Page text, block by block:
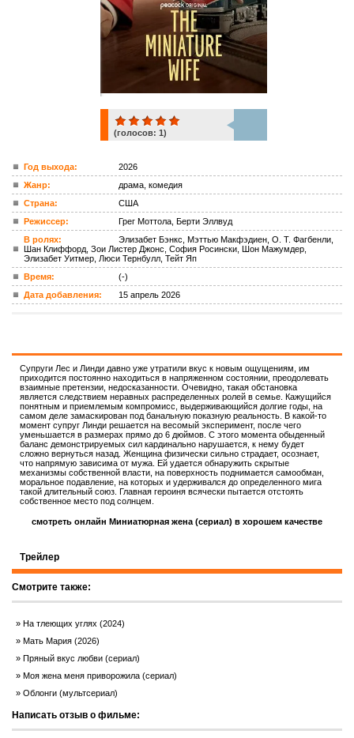
ком.
(голосов: 1)
Год выхода:
2026
Жанр:
драма, комедия
Страна:
США
Режиссер:
Грег Моттола, Берти Эллвуд
В ролях:
Элизабет Бэнкс, Мэттью Макфэдиен, О. Т. Фагбенли,
Шан Клиффорд, Зои Листер Джонс, София Росински, Шон Мажумдер,
Элизабет Уитмер, Люси Тернбулл, Тейт Яп
Время:
(-)
Дата добавления:
15 апрель 2026
Супруги Лес и Линди давно уже утратили вкус к новым ощущениям, им
приходится постоянно находиться в напряженном состоянии, преодолевать
взаимные претензии, недосказанности. Очевидно, такая обстановка
является следствием неравных распределенных ролей в семье. Кажущийся
понятным и приемлемым компромисс, выдерживающийся долгие годы, на
самом деле замаскирован под банальную показную реальность. В какой-то
момент супруг Линди решается на весомый эксперимент, после чего
уменьшается в размерах прямо до 6 дюймов. С этого момента обыденный
баланс демонстрируемых сил кардинально нарушается, к нему будет
сложно вернуться назад. Женщина физически сильно страдает, осознает,
что напрямую зависима от мужа. Ей удается обнаружить скрытые
механизмы собственной власти, на поверхность поднимается самообман,
моральное подавление, на которых и удерживался до определенного мига
такой длительный союз. Главная героиня всячески пытается отстоять
собственное место под солнцем.
смотреть онлайн Миниатюрная жена (сериал) в хорошем качестве
Трейлер
Смотрите также:
На тлеющих углях (2024)
Мать Мария (2026)
Пряный вкус любви (сериал)
Моя жена меня приворожила (сериал)
Облонги (мультсериал)
Написать отзыв о фильме: